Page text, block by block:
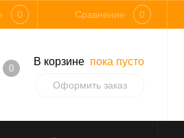
0 Сравнение 0
0
В корзине пока пусто
Оформить заказ